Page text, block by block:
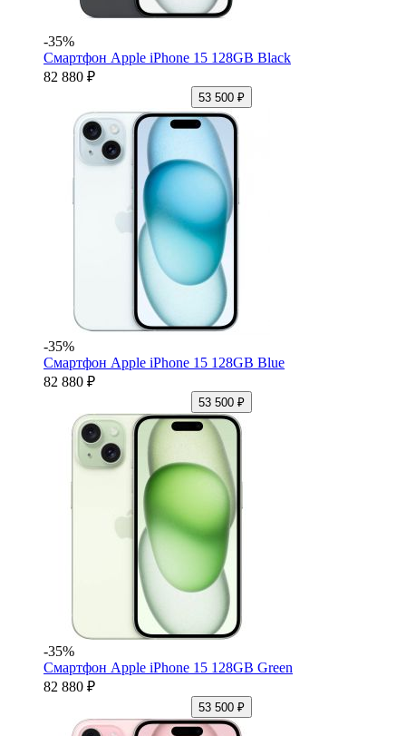
-35%
Смартфон Apple iPhone 15 128GB Black
82 880 ₽
53 500 ₽
-35%
Смартфон Apple iPhone 15 128GB Blue
82 880 ₽
53 500 ₽
-35%
Смартфон Apple iPhone 15 128GB Green
82 880 ₽
53 500 ₽